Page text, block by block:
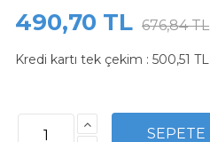
490,70 TL 676,84 TL
Kredi kartı tek çekim : 500,51 TL